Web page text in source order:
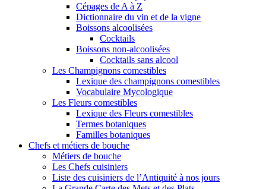
Cépages de A à Z
Dictionnaire du vin et de la vigne
Boissons alcoolisées
Cocktails
Boissons non-alcoolisées
Cocktails sans alcool
Les Champignons comestibles
Lexique des champignons comestibles
Vocabulaire Mycologique
Les Fleurs comestibles
Lexique des Fleurs comestibles
Termes botaniques
Familles botaniques
Chefs et métiers de bouche
Métiers de bouche
Les Chefs cuisiniers
Liste des cuisiniers de l’Antiquité à nos jours